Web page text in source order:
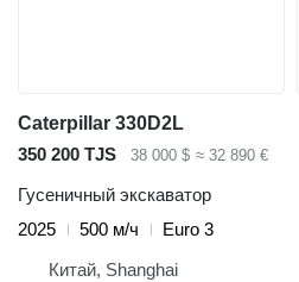
Caterpillar 330D2L
350 200 TJS
38 000 $ ≈ 32 890 €
Гусеничный экскаватор
2025
500 м/ч
Euro 3
Китай, Shanghai